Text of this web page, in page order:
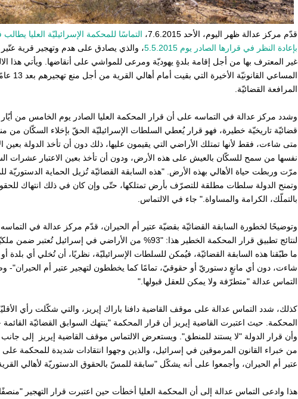
قدّم مركز عدالة ظهر اليوم، الأحد 7.6.2015،
التماسًا للمحكمة الإسرائيليّة العليا
بإعادة النظر في قرارها الصادر يوم 5.5.2015
، والذي يصادق على هدم وتهجير قرية عتّير
غير المعترف بها من أجل إقامة بلدةٍ يهوديّة ومرعى للمواشي على أنقاضها. ويأتي هذا
المساعي القانونيّة الأخيرة
المرافعة القضائيّة.
وشدد مركز عدالة في التماسه على أن قرار المحكمة العليا الصادر يوم الخامس من
قضائيّة تاريخيّة خطيرة، فهو قرار يُعطي السلطات الإسرائيليّة الحقّ بإخلاء السكّان من
متى شاءت، فقط لأنها تمتلك الأراضي التي يقيمون عليها، ذلك دون أن تأخذ الدولة بعين
نفسها من سمح للسكّان بالعيش على هذه الأرض، ودون أن تأخذ بعين الاعتبار عشرات
مرّت وربطت حياة الأهالي بهذه الأرض. "هذه السابقة القضائيّة تُزيل الحماية الدستوريّة
وتمنح الدولة سلطات مطلقة للتصرّف بأرض تمتلكها، حتّى وإن كان في ذلك انتهاك
بالتملّك، الكرامة والمساواة." جاء في الالتماس.
وتوضيحًا لخطورة السابقة القضائيّة بقضيّة عتير أم الحيران، قدّم مركز عدالة في التماسه
لنتائج تطبيق قرار المحكمة الخطير هذا: "93% من الأراضي في إسرائيل تُعتبر
ما طبّقنا هذه السابقة القضائيّة، فيُمكن للسلطات الإسرائيليّة، نظريًا، أن تُخلي أي بلدة
شاءت، دون أي مانعٍ دستوريّ أو حقوقيّ، تمامًا كما يخططون لتهجير عتير أم الحيران"-
التماس عدالة "متطرّفة ولا يمكن للعقل قبولها."
كذلك، شدد التماس عدالة على موقف القاضية دافنا باراك إيريز، والتي شكّلت رأي
المحكمة. حيث اعتبرت القاضية إيريز أن قرار المحكمة "ينتهك السوابق القضائيّة القائمة
وأن قرار الدولة "لا يستند للمنطق". ويستعرض الالتماس موقف القاضية إيريز إلى
من خبراء القانون المرموقين في إسرائيل، والذين وجهوا انتقادات شديدة للمحكمة على
عتير أم الحيران، وأجمعوا على أنه يشكّل "سابقة للمسّ بالحقوق الدستوريّة لأهالي
هذا وادعى التماس عدالة إلى أن المحكمة العليا أخطأت حين اعتبرت قرار التهجير